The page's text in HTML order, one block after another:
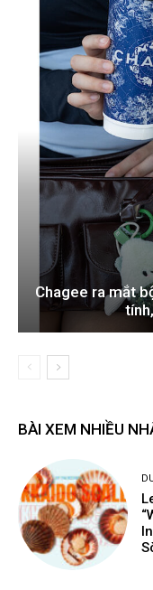
Chagee ra mắt
BÀI XEM NHIỀU